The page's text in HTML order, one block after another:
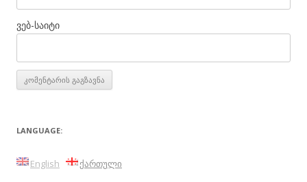
ვებ-საიტი
LANGUAGE:
English ქართული